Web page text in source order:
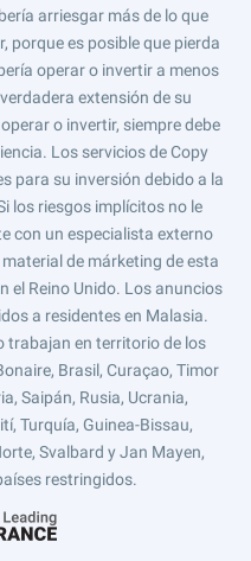
arriesgar más de lo que
porque es posible que pierda
operar o invertir a menos
extensión de su
o invertir, siempre debe
Los servicios de Copy
para su inversión debido a la
los riesgos implícitos no le
con un especialista externo
de márketing de esta
el Reino Unido. Los anuncios
a residentes en Malasia.
trabajan en territorio de los
Brasil, Curaçao, Timor
Saipán, Rusia, Ucrania,
Turquía, Guinea-Bissau,
Svalbard y Jan Mayen,
restringidos.